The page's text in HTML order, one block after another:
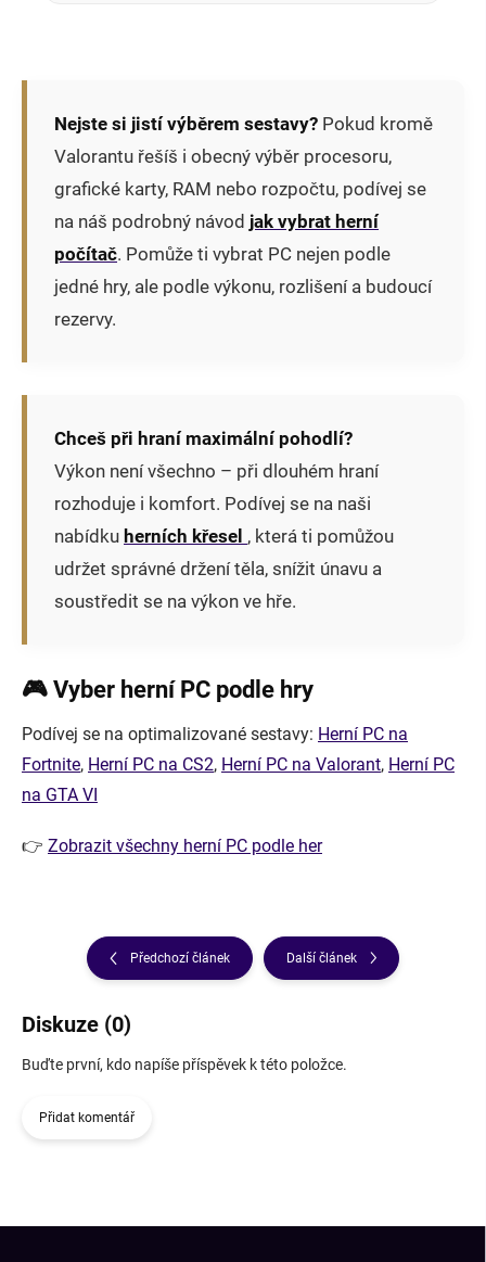
Nejste si jistí výběrem sestavy? Pokud kromě
Valorantu řešíš i obecný výběr procesoru,
grafické karty, RAM nebo rozpočtu, podívej se
na náš podrobný návod jak vybrat herní
počítač. Pomůže ti vybrat PC nejen podle
jedné hry, ale podle výkonu, rozlišení a budoucí
rezervy.
Chceš při hraní maximální pohodlí?
Výkon není všechno – při dlouhém hraní
rozhoduje i komfort. Podívej se na naši
nabídku herních křesel , která ti pomůžou
udržet správné držení těla, snížit únavu a
soustředit se na výkon ve hře.
🎮 Vyber herní PC podle hry
Podívej se na optimalizované sestavy: Herní PC na
Fortnite, Herní PC na CS2, Herní PC na Valorant, Herní PC
na GTA VI
👉 Zobrazit všechny herní PC podle her
Předchozí článek Další článek
Diskuze (0)
Buďte první, kdo napíše příspěvek k této položce.
Přidat komentář